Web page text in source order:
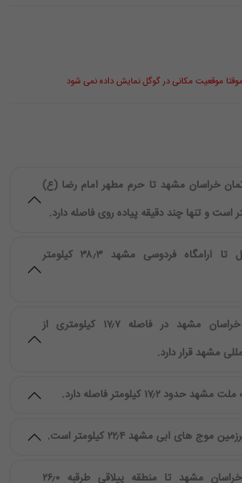
موقعیت مکانی در گوگل نمایش داده نمی شود
خراسان مشهد تا حرم مطهر امام رضا (ع)
فاصله این هتل تا آرامگاه فردوسی مشهد ۳۸٫۳ کیلومتر
هتل آپارتمان خراسان مشهد در فاصله ۱۷٫۷ کیلومتری از
مشهد قرار دارد.
۱۷٫۲ کیلومتر فاصله دارد.
های آبی مشهد ۲۲٫۴ کیلومتر است.
هتل آپارتمان خراسان مشهد تا منطقه ییلاقی طرقبه ۲۶٫۰